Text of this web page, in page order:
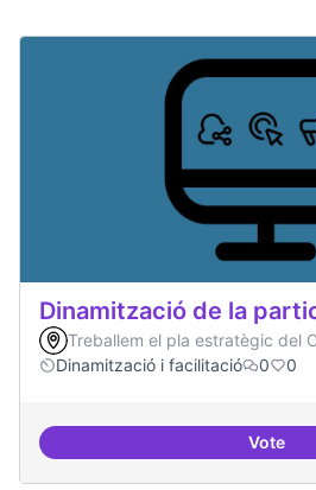
Dinamització de la
Treballem el pla estratègic del
Dinamització i facilitació
0 0
Vote